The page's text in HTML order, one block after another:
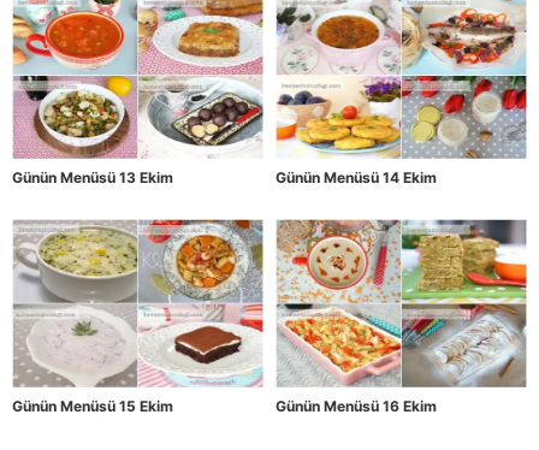
Günün Menüsü 13 Ekim Günün Menüsü 14 Ekim
Günün Menüsü 15 Ekim Günün Menüsü 16 Ekim